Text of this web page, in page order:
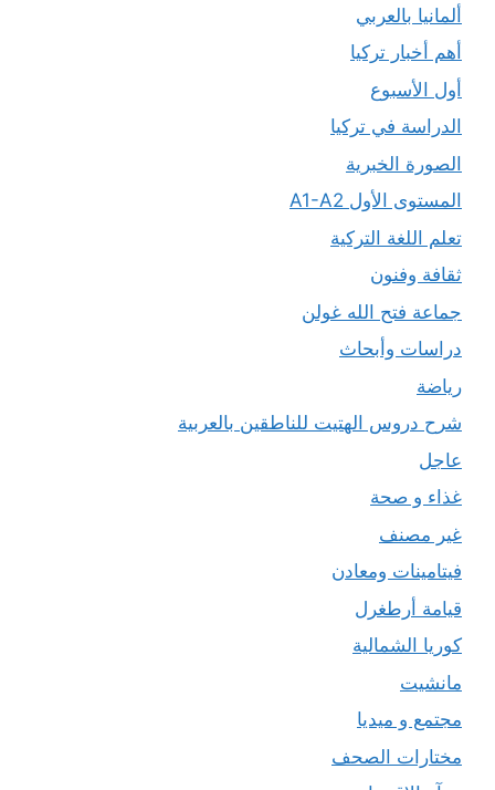
ألمانيا بالعربي
أهم أخبار تركيا
أول الأسبوع
الدراسة في تركيا
الصورة الخبرية
المستوى الأول A1-A2
تعلم اللغة التركية
ثقافة وفنون
جماعة فتح الله غولن
دراسات وأبحاث
رياضة
شرح دروس الهتيت للناطقين بالعربية
عاجل
غذاء و صحة
غير مصنف
فيتامينات ومعادن
قيامة أرطغرل
كوريا الشمالية
مانشيت
مجتمع و ميديا
مختارات الصحف